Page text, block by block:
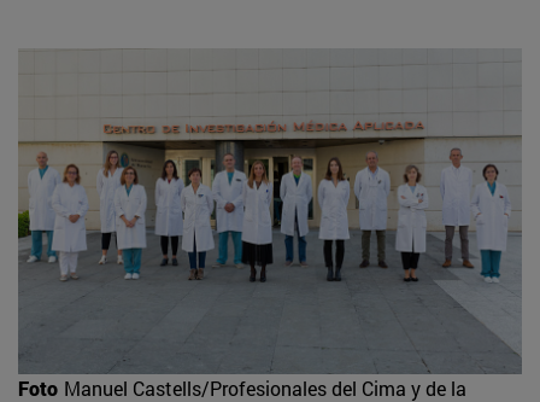
Foto Manuel Castells/Profesionales del Cima y de la